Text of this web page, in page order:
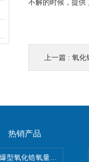
不解的时候，提供
上一篇 : 氧化
热销产品
型氧化锆氧量分析仪